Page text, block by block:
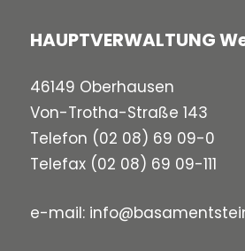
HAUPTVERWALTUNG
46149 Oberhausen
Von-Trotha-Straße 143
Telefon (02 08) 69 09-0
Telefax (02 08) 69 09-111
e-mail: